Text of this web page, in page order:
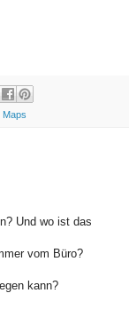
Maps
Und wo ist das
vom Büro?
kann?